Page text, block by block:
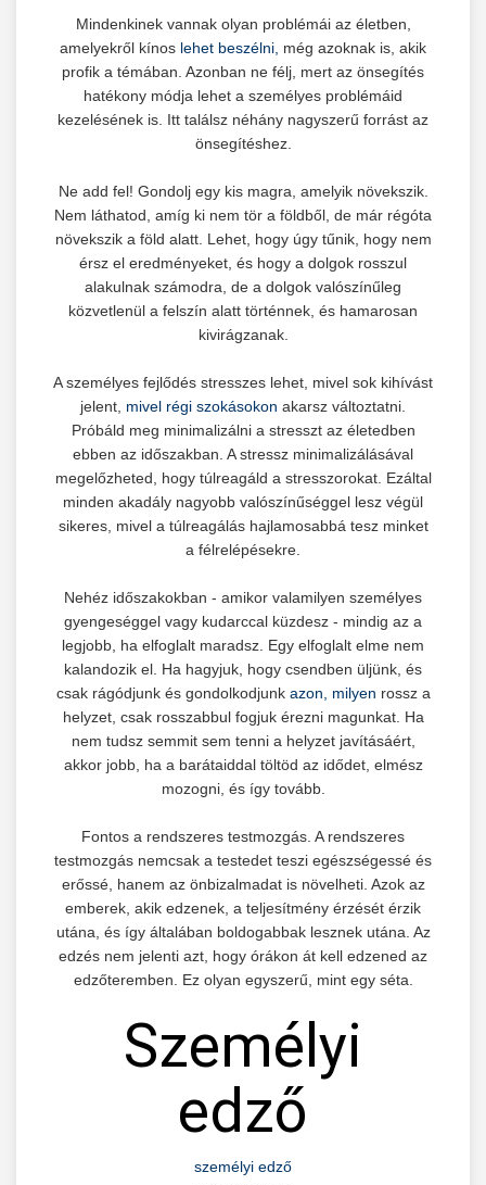
Mindenkinek vannak olyan problémái az életben,
amelyekről kínos lehet beszélni, még azoknak is, akik
profik a témában. Azonban ne félj, mert az önsegítés
hatékony módja lehet a személyes problémáid
kezelésének is. Itt találsz néhány nagyszerű forrást az
önsegítéshez.
Ne add fel! Gondolj egy kis magra, amelyik növekszik.
Nem láthatod, amíg ki nem tör a földből, de már régóta
növekszik a föld alatt. Lehet, hogy úgy tűnik, hogy nem
érsz el eredményeket, és hogy a dolgok rosszul
alakulnak számodra, de a dolgok valószínűleg
közvetlenül a felszín alatt történnek, és hamarosan
kivirágzanak.
A személyes fejlődés stresszes lehet, mivel sok kihívást
jelent, mivel régi szokásokon akarsz változtatni.
Próbáld meg minimalizálni a stresszt az életedben
ebben az időszakban. A stressz minimalizálásával
megelőzheted, hogy túlreagáld a stresszorokat. Ezáltal
minden akadály nagyobb valószínűséggel lesz végül
sikeres, mivel a túlreagálás hajlamosabbá tesz minket
a félrelépésekre.
Nehéz időszakokban - amikor valamilyen személyes
gyengeséggel vagy kudarccal küzdesz - mindig az a
legjobb, ha elfoglalt maradsz. Egy elfoglalt elme nem
kalandozik el. Ha hagyjuk, hogy csendben üljünk, és
csak rágódjunk és gondolkodjunk azon, milyen rossz a
helyzet, csak rosszabbul fogjuk érezni magunkat. Ha
nem tudsz semmit sem tenni a helyzet javításáért,
akkor jobb, ha a barátaiddal töltöd az idődet, elmész
mozogni, és így tovább.
Fontos a rendszeres testmozgás. A rendszeres
testmozgás nemcsak a testedet teszi egészségessé és
erőssé, hanem az önbizalmadat is növelheti. Azok az
emberek, akik edzenek, a teljesítmény érzését érzik
utána, és így általában boldogabbak lesznek utána. Az
edzés nem jelenti azt, hogy órákon át kell edzened az
edzőteremben. Ez olyan egyszerű, mint egy séta.
Személyi
edző
személyi edző